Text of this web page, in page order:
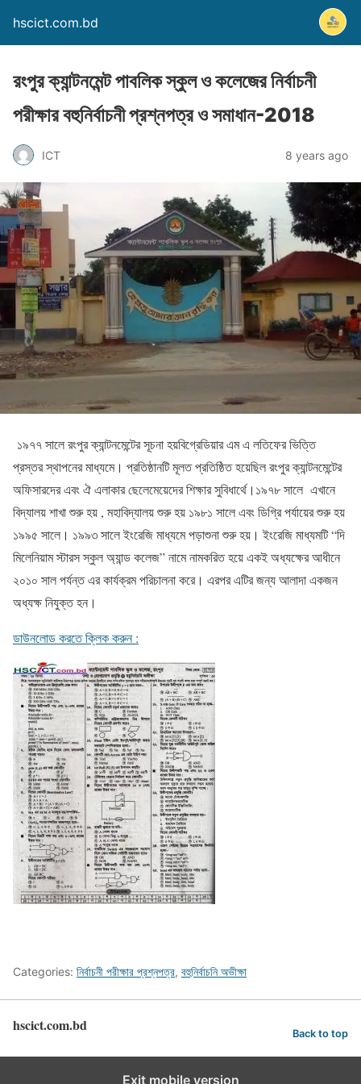
hscict.com.bd
রংপুর ক্যান্টনমেন্ট পাবলিক স্কুল ও কলেজের নির্বাচনী
পরীক্ষার বহুনির্বাচনী প্রশ্নপত্র ও সমাধান-2018
ICT 8 years ago
১৯৭৭ সালে রংপুর ক্যান্টনমেন্টের সূচনা হয়বিগ্রেডিয়ার এম এ লতিফের ভিত্তি
প্রস্তর স্থাপনের মাধ্যমে। প্রতিষ্ঠানটি মূলত প্রতিষ্ঠিত হয়েছিল রংপুর ক্যান্টনমেন্টের
অফিসারদের এবং ঐ এলাকার ছেলেমেয়েদের শিক্ষার সুবিধার্থে।১৯৭৮ সালে এখানে
বিদ্যালয় শাখা শুরু হয় , মহাবিদ্যালয় শুরু হয় ১৯৮১ সালে এবং ডিগ্রি পর্যায়ের শুরু হয়
১৯৯৫ সালে। ১৯৯৩ সালে ইংরেজি মাধ্যমে পড়াশুনা শুরু হয়। ইংরেজি মাধ্যমটি “দি
মিলেনিয়াম স্টারস স্কুল অ্যান্ড কলেজ” নামে নামকরিত হয়ে একই অধ্যক্ষের আধীনে
২০১০ সাল পর্যন্ত এর কার্যক্রম পরিচালনা করে। এরপর এটির জন্য আলাদা একজন
অধ্যক্ষ নিযুক্ত হন।
ডাউনলোড করতে ক্লিক করুন :
Categories: নির্বাচনী পরীক্ষার প্রশ্নপত্র, বহুনির্বাচনি অভীক্ষা
hscict.com.bd Back to top
Exit mobile version